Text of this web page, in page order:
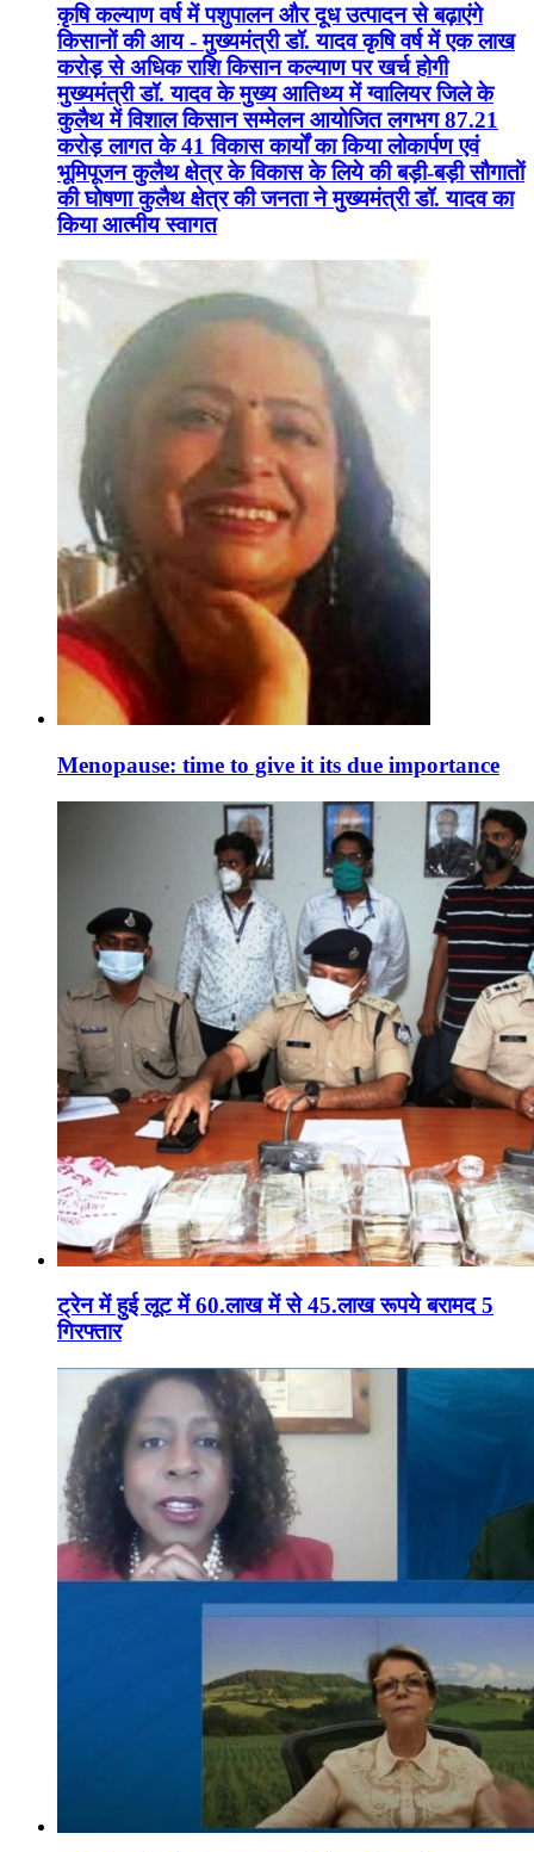
कृषि कल्याण वर्ष में पशुपालन और दूध उत्पादन से बढ़ाएंगे
किसानों की आय - मुख्यमंत्री डॉ. यादव कृषि वर्ष में एक लाख
करोड़ से अधिक राशि किसान कल्याण पर खर्च होगी
मुख्यमंत्री डॉ. यादव के मुख्य आतिथ्य में ग्वालियर जिले के
कुलैथ में विशाल किसान सम्मेलन आयोजित लगभग 87.21
करोड़ लागत के 41 विकास कार्यों का किया लोकार्पण एवं
भूमिपूजन कुलैथ क्षेत्र के विकास के लिये की बड़ी-बड़ी सौगातों
की घोषणा कुलैथ क्षेत्र की जनता ने मुख्यमंत्री डॉ. यादव का
किया आत्मीय स्वागत
Menopause: time to give it its due importance
ट्रेन में हुई लूट में 60.लाख में से 45.लाख रूपये बरामद 5
गिरफ्तार